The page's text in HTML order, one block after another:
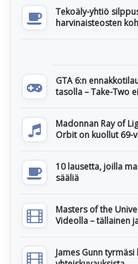
Tekoäly-yhtiö
harvinaisteosten
GTA 6:n
tasolla – Take-Two
Madonnan Ray of
Orbit on kuollut 69-
10 lausetta, joilla
sääliä
Masters of the
Videolla – tällainen
James Gunn